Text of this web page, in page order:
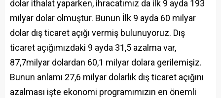
dolar ithalat yaparken, ihracatımız da ilk 9 ayda 193
milyar dolar olmuştur. Bunun İlk 9 ayda 60 milyar
dolar dış ticaret açığı vermiş bulunuyoruz. Dış
ticaret açığımızdaki 9 ayda 31,5 azalma var,
87,7milyar dolardan 60,1 milyar dolara gerilemişiz.
Bunun anlamı 27,6 milyar dolarlık dış ticaret açığını
azalması işte ekonomi programımızın en önemli